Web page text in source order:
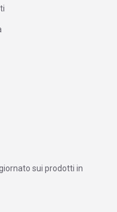
sui prodotti in